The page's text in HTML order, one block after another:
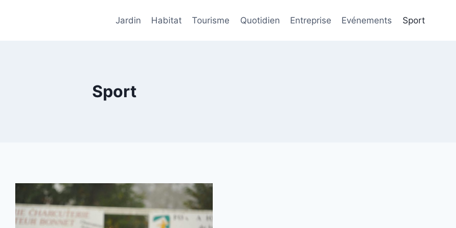
Jardin Habitat Tourisme Quotidien Entreprise Evénements Sport
Sport